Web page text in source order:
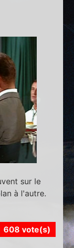
sur le
à l'autre.
608 vote(s)